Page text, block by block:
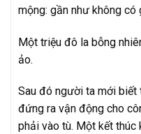
mộng: gần như không có
Một triệu đô la bỗng
ảo.
Sau đó người ta mới biết
đứng ra vận động cho
phải vào tù. Một kết thúc